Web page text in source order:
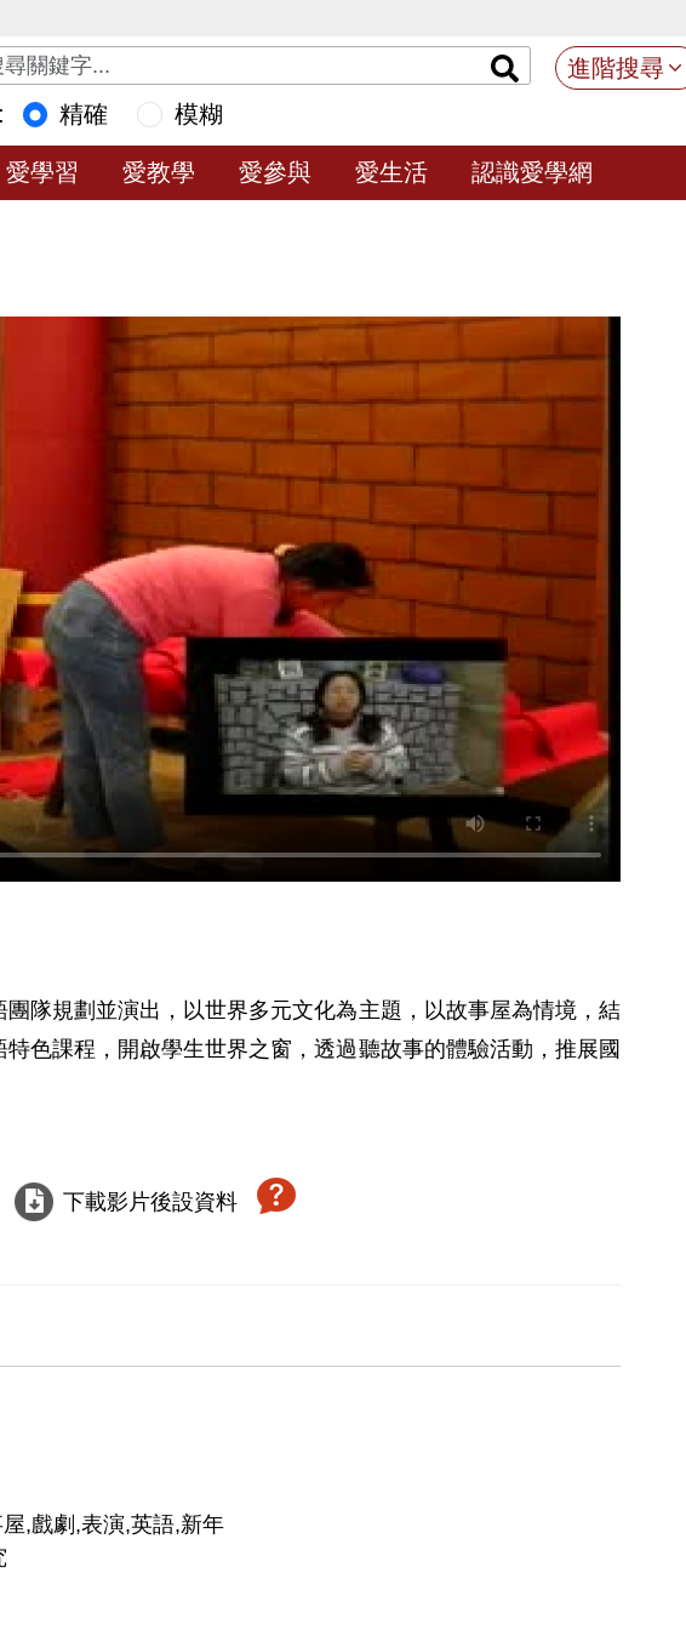
尋
進階搜尋
精確 模糊
愛學習 愛教學 愛參與 愛生活 認識愛學網
隊規劃並演出，以世界多元文化為主題，以故事屋為情境，結
色課程，開啟學生世界之窗，透過聽故事的體驗活動，推展國
下載影片後設資料
,戲劇,表演,英語,新年